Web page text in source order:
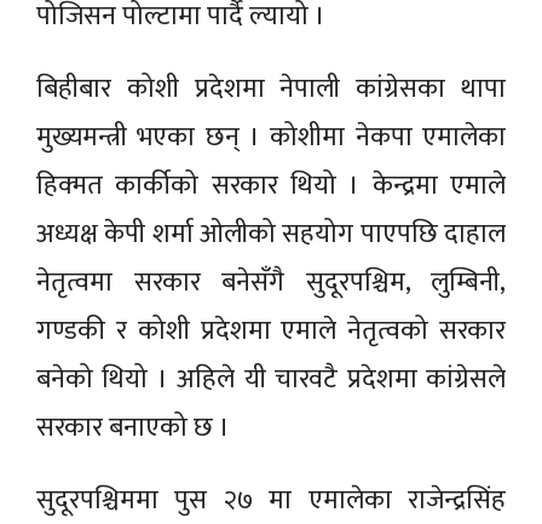
पोजिसन पोल्टामा पार्दै ल्यायो ।
बिहीबार कोशी प्रदेशमा नेपाली कांग्रेसका थापा
मुख्यमन्त्री भएका छन् । कोशीमा नेकपा एमालेका
हिक्मत कार्कीको सरकार थियो । केन्द्रमा एमाले
अध्यक्ष केपी शर्मा ओलीको सहयोग पाएपछि दाहाल
नेतृत्वमा सरकार बनेसँगै सुदूरपश्चिम, लुम्बिनी,
गण्डकी र कोशी प्रदेशमा एमाले नेतृत्वको सरकार
बनेको थियो । अहिले यी चारवटै प्रदेशमा कांग्रेसले
सरकार बनाएको छ ।
सुदूरपश्चिममा पुस २७ मा एमालेका राजेन्द्रसिंह